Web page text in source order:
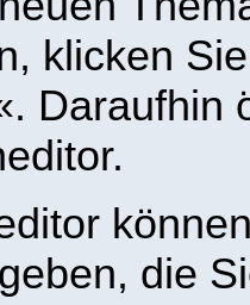
klicken
Daraufhin
die